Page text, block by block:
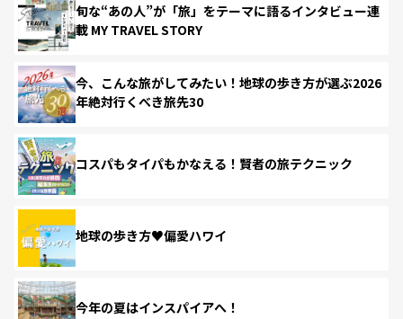
旬な“あの人”が「旅」をテーマに語るインタビュー連
載 MY TRAVEL STORY
今、こんな旅がしてみたい！地球の歩き方が選ぶ2026
年絶対行くべき旅先30
コスパもタイパもかなえる！賢者の旅テクニック
地球の歩き方♥偏愛ハワイ
今年の夏はインスパイアへ！